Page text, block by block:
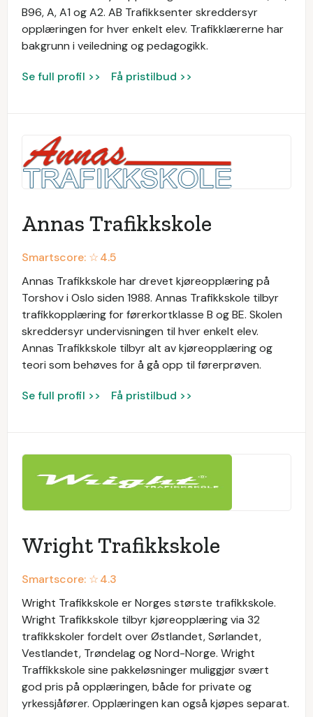
B96, A, A1 og A2. AB Trafikksenter skreddersyr
opplæringen for hver enkelt elev. Trafikklærerne har
bakgrunn i veiledning og pedagogikk.
Se full profil >> Få pristilbud >>
Annas Trafikkskole
Smartscore: ☆4.5
Annas Trafikkskole har drevet kjøreopplæring på
Torshov i Oslo siden 1988. Annas Trafikkskole tilbyr
trafikkopplæring for førerkortklasse B og BE. Skolen
skreddersyr undervisningen til hver enkelt elev.
Annas Trafikkskole tilbyr alt av kjøreopplæring og
teori som behøves for å gå opp til førerprøven.
Se full profil >> Få pristilbud >>
Wright Trafikkskole
Smartscore: ☆4.3
Wright Trafikkskole er Norges største trafikkskole.
Wright Trafikkskole tilbyr kjøreopplæring via 32
trafikkskoler fordelt over Østlandet, Sørlandet,
Vestlandet, Trøndelag og Nord-Norge. Wright
Traffikkskole sine pakkeløsninger muliggjør svært
god pris på opplæringen, både for private og
yrkessjåfører. Opplæringen kan også kjøpes separat.